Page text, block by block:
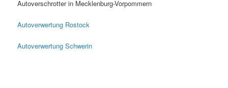
Autoverschrotter in Mecklenburg-Vorpommern
Autoverwertung Rostock
Autoverwertung Schwerin